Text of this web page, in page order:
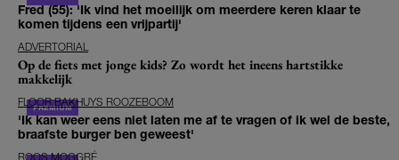
Fred (55): 'Ik vind het moeilijk om meerdere keren klaar te
komen tijdens een vrijpartij'
ADVERTORIAL
Op de fiets met jonge kids? Zo wordt het ineens hartstikke
makkelijk
FLOOR BAKHUYS ROOZEBOOM
'Ik kan weer eens niet laten me af te vragen of ik wel de beste,
braafste burger ben geweest'
ROOS MOGGRÉ